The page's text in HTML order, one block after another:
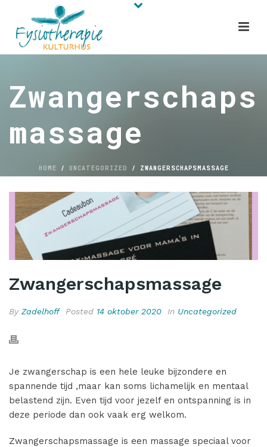
Zwangerschaps
massage
HOME / UNCATEGORIZED / ZWANGERSCHAPSMASSAGE
Zwangerschapsmassage
By Zadelhoff Posted 14 oktober 2020 In Uncategorized
Je zwangerschap is een hele leuke bijzondere en
spannende tijd ,maar kan soms lichamelijk en mentaal
belastend zijn. Even tijd voor jezelf en ontspanning is in
deze periode dan ook vaak erg welkom.
Zwangerschapsmassage is een massage speciaal voor